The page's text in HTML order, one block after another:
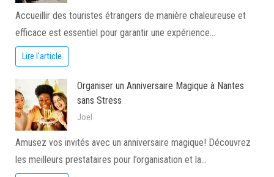
Accueillir des touristes étrangers de manière chaleureuse et
efficace est essentiel pour garantir une expérience…
Lire l'article
Organiser un Anniversaire Magique à Nantes
sans Stress
Joel
Amusez vos invités avec un anniversaire magique! Découvrez
les meilleurs prestataires pour l’organisation et la…